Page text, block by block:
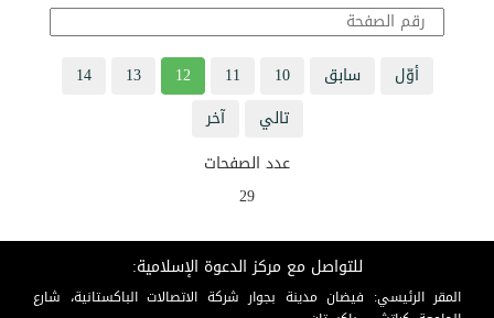
أوّل سابق 10
11
12
13
14
تالي
آخر
عدد الصفحات
29
للتواصل مع مركز الدعوة الإسلامية:
المقر الرئيسي: فيضان مدينة بجوار شركة الاتصالات الباكستانية، شارع